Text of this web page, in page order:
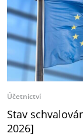
Účetnictví
Stav
2026]